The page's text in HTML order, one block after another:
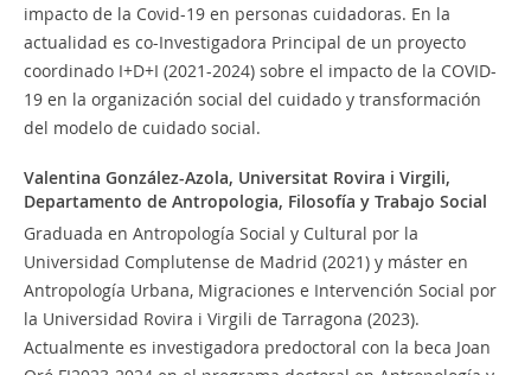
impacto de la Covid-19 en personas cuidadoras. En la
actualidad es co-Investigadora Principal de un proyecto
coordinado I+D+I (2021-2024) sobre el impacto de la COVID-
19 en la organización social del cuidado y transformación
del modelo de cuidado social.
Valentina González-Azola, Universitat Rovira i Virgili,
Departamento de Antropologia, Filosofía y Trabajo Social
Graduada en Antropología Social y Cultural por la
Universidad Complutense de Madrid (2021) y máster en
Antropología Urbana, Migraciones e Intervención Social por
la Universidad Rovira i Virgili de Tarragona (2023).
Actualmente es investigadora predoctoral con la beca Joan